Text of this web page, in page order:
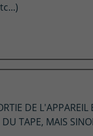
DE L'APPAREIL
TAPE, MAIS